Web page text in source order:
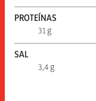
PROTEÍNAS
31 g
SAL
3,4 g